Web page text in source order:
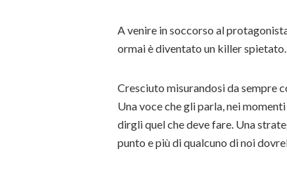
A venire in soccorso al
ormai è diventato un killer
Cresciuto misurandosi da sempre
Una voce che gli parla, nei
dirgli quel che deve fare. Una
punto e più di qualcuno di noi